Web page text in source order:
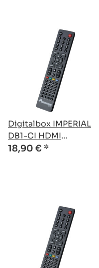
Digitalbox IMPERIAL
DB1-CI HDMI
kompatible Ersatz
18,90 € *